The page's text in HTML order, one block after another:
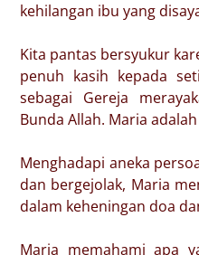
kehilangan ibu yang
Kita pantas bersyukur
penuh kasih kepada
sebagai Gereja
Bunda Allah. Maria
Menghadapi aneka
dan bergejolak, Maria
dalam keheningan doa
Maria memahami apa